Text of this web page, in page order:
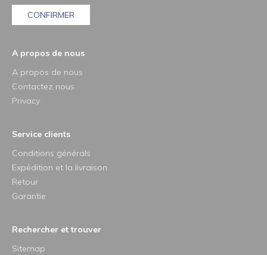
CONFIRMER
A propos de nous
A propos de nous
Contactez nous
Privacy
Service clients
Conditions générals
Expédition et la livraison
Retour
Garantie
Rechercher et trouver
Sitemap